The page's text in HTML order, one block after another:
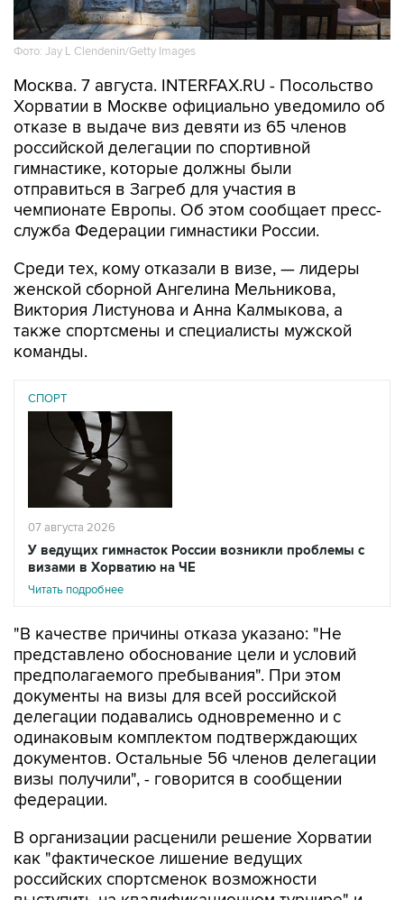
Фото: Jay L Clendenin/Getty Images
Москва. 7 августа. INTERFAX.RU - Посольство
Хорватии в Москве официально уведомило об
отказе в выдаче виз девяти из 65 членов
российской делегации по спортивной
гимнастике, которые должны были
отправиться в Загреб для участия в
чемпионате Европы. Об этом сообщает пресс-
служба Федерации гимнастики России.
Среди тех, кому отказали в визе, — лидеры
женской сборной Ангелина Мельникова,
Виктория Листунова и Анна Калмыкова, а
также спортсмены и специалисты мужской
команды.
СПОРТ
07 августа 2026
У ведущих гимнасток России возникли проблемы с
визами в Хорватию на ЧЕ
Читать подробнее
"В качестве причины отказа указано: "Не
представлено обоснование цели и условий
предполагаемого пребывания". При этом
документы на визы для всей российской
делегации подавались одновременно и с
одинаковым комплектом подтверждающих
документов. Остальные 56 членов делегации
визы получили", - говорится в сообщении
федерации.
В организации расценили решение Хорватии
как "фактическое лишение ведущих
российских спортсменок возможности